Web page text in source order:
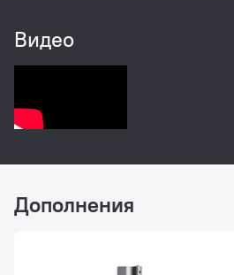
Видео
Дополнения